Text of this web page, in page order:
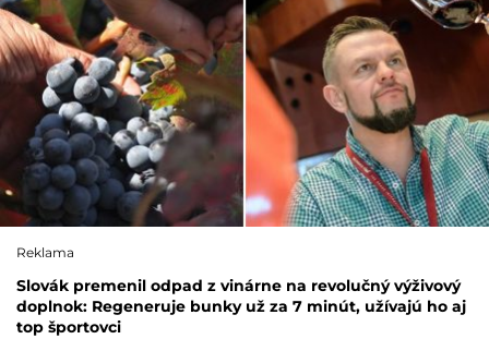
Reklama
Slovák premenil odpad z vinárne na revolučný výživový
doplnok: Regeneruje bunky už za 7 minút, užívajú ho aj
top športovci